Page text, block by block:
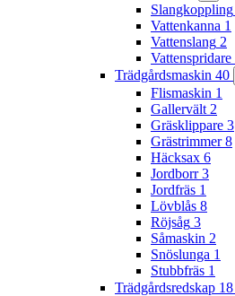
Slangkoppling
Vattenkanna 1
Vattenslang 2
Vattenspridare
Trädgårdsmaskin 40
Flismaskin 1
Gallervält 2
Gräsklippare 3
Grästrimmer 8
Häcksax 6
Jordborr 3
Jordfräs 1
Lövblås 8
Röjsåg 3
Såmaskin 2
Snöslunga 1
Stubbfräs 1
Trädgårdsredskap 18